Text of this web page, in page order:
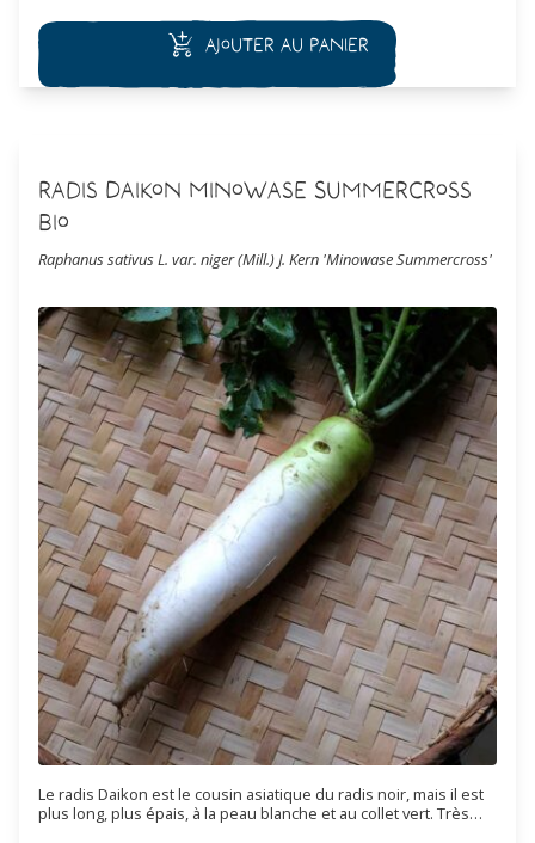
pour détruire la couche protectrice de la graine qui contient des
saponines, un principe amer, avant de la consommer.
Ajouter au panier
Radis Daikon Minowase Summercross
Bio
Raphanus sativus L. var. niger (Mill.) J. Kern 'Minowase Summercross'
Le radis Daikon est le cousin asiatique du radis noir, mais il est
plus long, plus épais, à la peau blanche et au collet vert. Très